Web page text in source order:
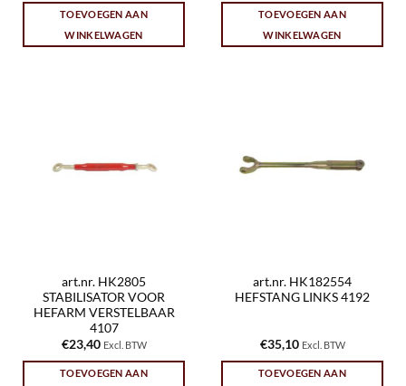
TOEVOEGEN AAN
WINKELWAGEN
TOEVOEGEN AAN
WINKELWAGEN
art.nr. HK2805
STABILISATOR VOOR
HEFARM VERSTELBAAR
4107
€23,40 Excl. BTW
TOEVOEGEN AAN
art.nr. HK182554
HEFSTANG LINKS 4192
€35,10 Excl. BTW
TOEVOEGEN AAN